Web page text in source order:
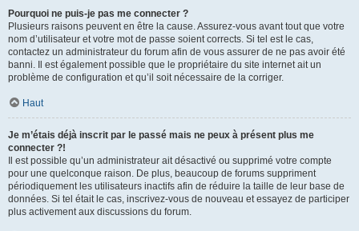
Pourquoi ne puis-je pas me connecter ?
Plusieurs raisons peuvent en être la cause. Assurez-vous avant tout que votre
nom d’utilisateur et votre mot de passe soient corrects. Si tel est le cas,
contactez un administrateur du forum afin de vous assurer de ne pas avoir été
banni. Il est également possible que le propriétaire du site internet ait un
problème de configuration et qu’il soit nécessaire de la corriger.
Haut
Je m’étais déjà inscrit par le passé mais ne peux à présent plus me
connecter ?!
Il est possible qu’un administrateur ait désactivé ou supprimé votre compte
pour une quelconque raison. De plus, beaucoup de forums suppriment
périodiquement les utilisateurs inactifs afin de réduire la taille de leur base de
données. Si tel était le cas, inscrivez-vous de nouveau et essayez de participer
plus activement aux discussions du forum.